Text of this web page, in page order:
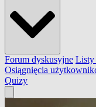
Forum dyskusyjne Listy
Osiągnięcia
Quizy